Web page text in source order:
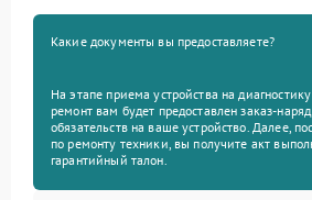
Какие документы вы предоставляете?
На этапе приема устройства на
ремонт вам будет предоставлен заказ-
обязательств на ваше устройство. Далее,
по ремонту техники, вы получите акт
гарантийный талон.